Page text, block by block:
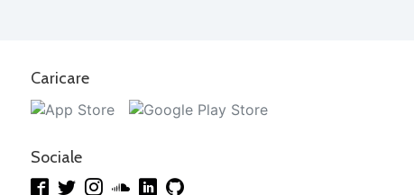
Caricare
Sociale